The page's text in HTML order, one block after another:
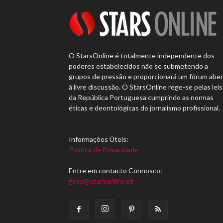
O StarsOnline é totalmente independente dos
poderes estabelecidos não se submetendo a
grupos de pressão e proporcionará um fórum
à livre discussão. O StarsOnline rege-se pelas leis
da República Portuguesa cumprindo as normas
éticas e deontológicas do jornalismo profissional.
Informações Úteis:
Política de Privacidade
Entre em contacto Connosco:
geral@starsonline.pt